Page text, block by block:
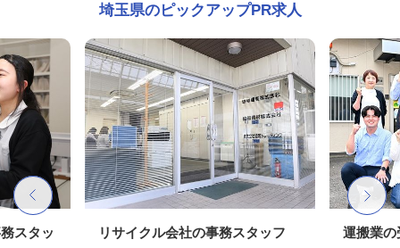
埼玉県のピックアップPR求人
スタッ リサイクル会社の事務スタッフ 運搬業の